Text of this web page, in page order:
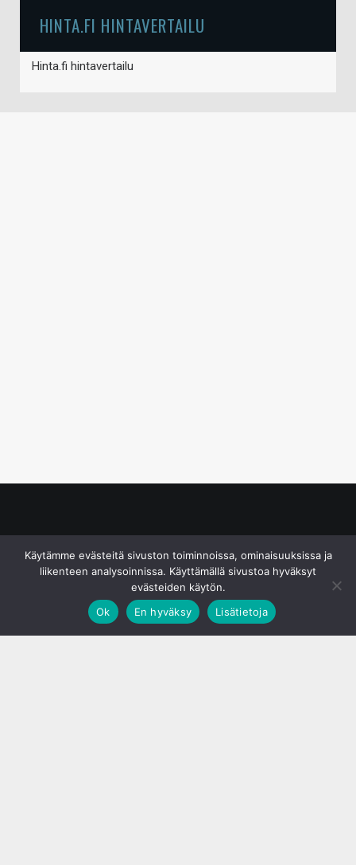
HINTA.FI HINTAVERTAILU
Hinta.fi hintavertailu
Käytämme evästeitä sivuston toiminnoissa, ominaisuuksissa ja
liikenteen analysoinnissa. Käyttämällä sivustoa hyväksyt
evästeiden käytön.
Ok
En hyväksy Lisätietoja